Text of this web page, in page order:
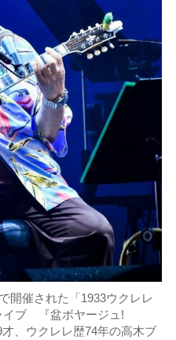
開催された「1933ウクレレ
ブ 『盆ボヤージュ!
、ウクレレ歴74年の高木ブ